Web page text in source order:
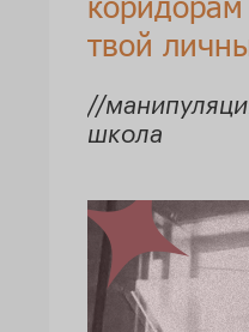
твой
//
школа